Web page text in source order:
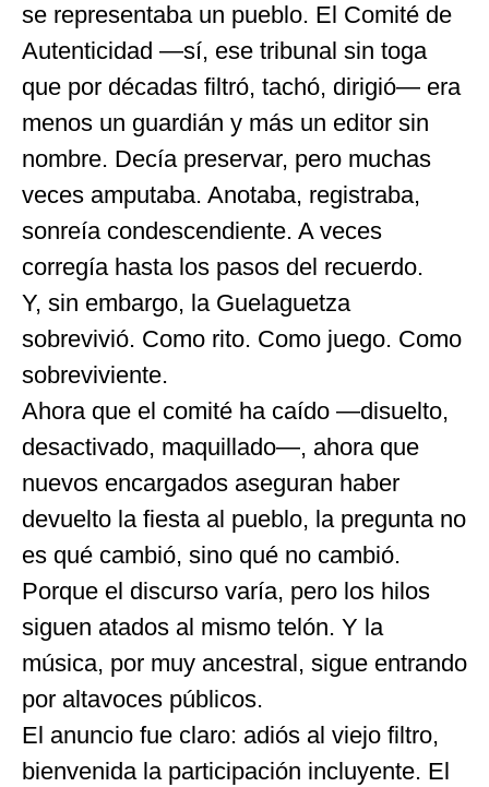
se representaba un pueblo. El Comité de
Autenticidad —sí, ese tribunal sin toga
que por décadas filtró, tachó, dirigió— era
menos un guardián y más un editor sin
nombre. Decía preservar, pero muchas
veces amputaba. Anotaba, registraba,
sonreía condescendiente. A veces
corregía hasta los pasos del recuerdo.
Y, sin embargo, la Guelaguetza
sobrevivió. Como rito. Como juego. Como
sobreviviente.
Ahora que el comité ha caído —disuelto,
desactivado, maquillado—, ahora que
nuevos encargados aseguran haber
devuelto la fiesta al pueblo, la pregunta no
es qué cambió, sino qué no cambió.
Porque el discurso varía, pero los hilos
siguen atados al mismo telón. Y la
música, por muy ancestral, sigue entrando
por altavoces públicos.
El anuncio fue claro: adiós al viejo filtro,
bienvenida la participación incluyente. El